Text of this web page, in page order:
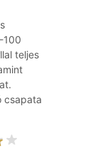
100
teljes
csapata